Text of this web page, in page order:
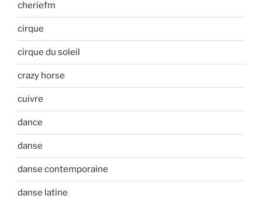
cheriefm
cirque
cirque du soleil
crazy horse
cuivre
dance
danse
danse contemporaine
danse latine